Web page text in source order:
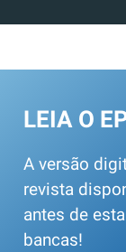
LEIA O
A versão
revista
antes de
bancas!